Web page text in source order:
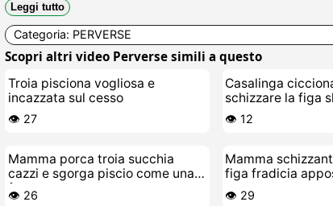
Leggi tutto
Categoria: PERVERSE
Scopri altri video Perverse simili a questo
Troia pisciona vogliosa e
incazzata sul cesso
👁️ 27
Casalinga
schizzare la figa
👁️ 12
Mamma porca troia succhia
cazzi e sgorga piscio come una
fontana
👁️ 26
Mamma
figa fradicia
cazzo
👁️ 29